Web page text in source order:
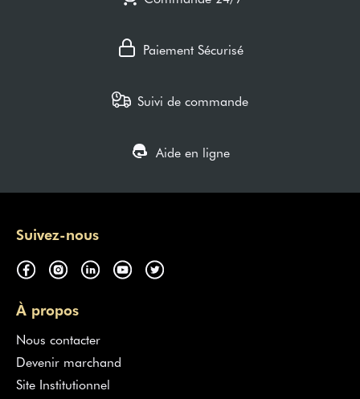
Paiement Sécurisé
Suivi de commande
Aide en ligne
Suivez-nous
À propos
Nous contacter
Devenir marchand
Site Institutionnel